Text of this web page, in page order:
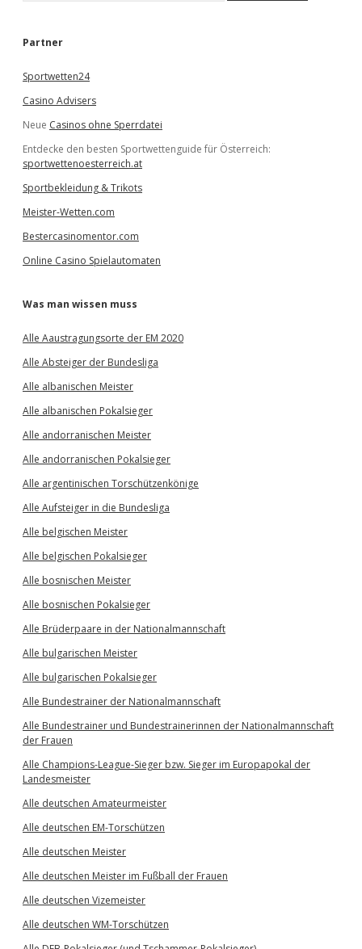
e
Partner
Sportwetten24
Casino Advisers
Neue Casinos ohne Sperrdatei
Entdecke den besten Sportwettenguide für Österreich:
sportwettenoesterreich.at
Sportbekleidung & Trikots
Meister-Wetten.com
Bestercasinomentor.com
Online Casino Spielautomaten
Was man wissen muss
Alle Aaustragungsorte der EM 2020
Alle Absteiger der Bundesliga
Alle albanischen Meister
Alle albanischen Pokalsieger
Alle andorranischen Meister
Alle andorranischen Pokalsieger
Alle argentinischen Torschützenkönige
Alle Aufsteiger in die Bundesliga
Alle belgischen Meister
Alle belgischen Pokalsieger
Alle bosnischen Meister
Alle bosnischen Pokalsieger
Alle Brüderpaare in der Nationalmannschaft
Alle bulgarischen Meister
Alle bulgarischen Pokalsieger
Alle Bundestrainer der Nationalmannschaft
Alle Bundestrainer und Bundestrainerinnen der Nationalmannschaft
der Frauen
Alle Champions-League-Sieger bzw. Sieger im Europapokal der
Landesmeister
Alle deutschen Amateurmeister
Alle deutschen EM-Torschützen
Alle deutschen Meister
Alle deutschen Meister im Fußball der Frauen
Alle deutschen Vizemeister
Alle deutschen WM-Torschützen